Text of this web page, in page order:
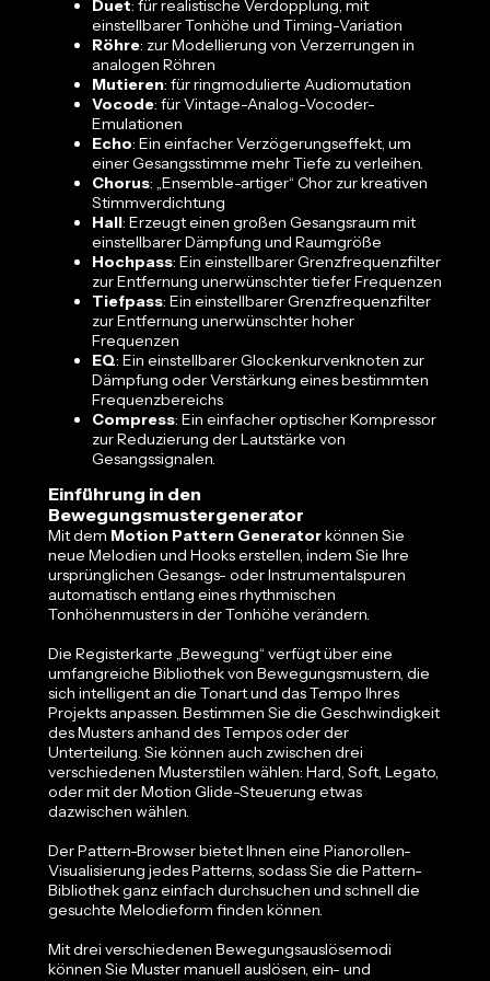
Duet: für realistische Verdopplung, mit
einstellbarer Tonhöhe und Timing-Variation
Röhre: zur Modellierung von Verzerrungen in
analogen Röhren
Mutieren: für ringmodulierte Audiomutation
Vocode: für Vintage-Analog-Vocoder-
Emulationen
Echo: Ein einfacher Verzögerungseffekt, um
einer Gesangsstimme mehr Tiefe zu verleihen.
Chorus: „Ensemble-artiger“ Chor zur kreativen
Stimmverdichtung
Hall: Erzeugt einen großen Gesangsraum mit
einstellbarer Dämpfung und Raumgröße
Hochpass: Ein einstellbarer Grenzfrequenzfilter
zur Entfernung unerwünschter tiefer Frequenzen
Tiefpass: Ein einstellbarer Grenzfrequenzfilter
zur Entfernung unerwünschter hoher
Frequenzen
EQ: Ein einstellbarer Glockenkurvenknoten zur
Dämpfung oder Verstärkung eines bestimmten
Frequenzbereichs
Compress: Ein einfacher optischer Kompressor
zur Reduzierung der Lautstärke von
Gesangssignalen.
Einführung in den
Bewegungsmustergenerator
Mit dem Motion Pattern Generatorkönnen Sie
neue Melodien und Hooks erstellen, indem Sie Ihre
ursprünglichen Gesangs- oder Instrumentalspuren
automatisch entlang eines rhythmischen
Tonhöhenmusters in der Tonhöhe verändern.
Die Registerkarte „Bewegung“ verfügt über eine
umfangreiche Bibliothek von Bewegungsmustern, die
sich intelligent an die Tonart und das Tempo Ihres
Projekts anpassen. Bestimmen Sie die Geschwindigkeit
des Musters anhand des Tempos oder der
Unterteilung. Sie können auch zwischen drei
verschiedenen Musterstilen wählen: Hard, Soft, Legato,
oder mit der Motion Glide-Steuerung etwas
dazwischen wählen.
Der Pattern-Browser bietet Ihnen eine Pianorollen-
Visualisierung jedes Patterns, sodass Sie die Pattern-
Bibliothek ganz einfach durchsuchen und schnell die
gesuchte Melodieform finden können.
Mit drei verschiedenen Bewegungsauslösemodi
können Sie Muster manuell auslösen, ein- und